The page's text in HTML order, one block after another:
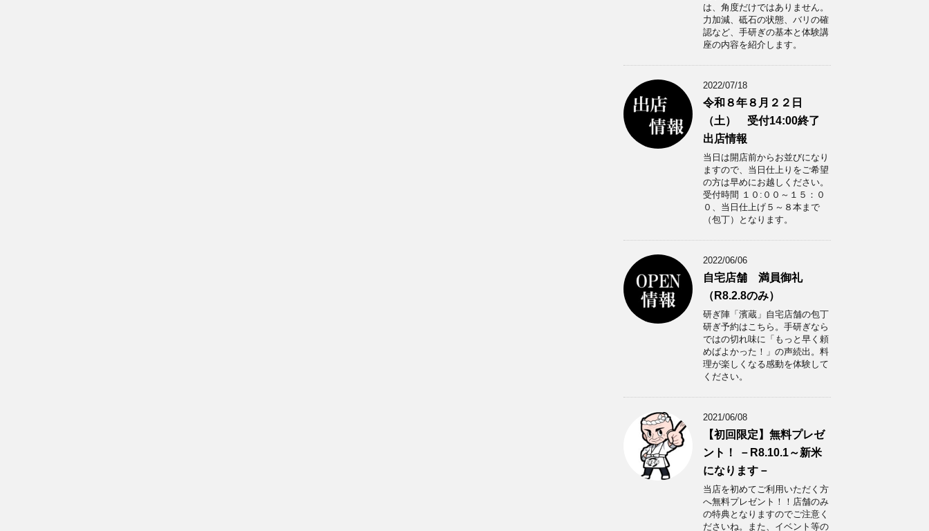
は、角度だけではありません。
力加減、砥石の状態、バリの確
認など、手研ぎの基本と体験講
座の内容を紹介します。
2022/07/18
令和８年８月２２日
（土） 受付14:00終了
出店情報
当日は開店前からお並びになり
ますので、当日仕上りをご希望
の方は早めにお越しください。
受付時間 １０:００～１５：０
０、当日仕上げ５～８本まで
（包丁）となります。
2022/06/06
自宅店舗 満員御礼
（R8.2.8のみ）
研ぎ陣「濱蔵」自宅店舗の包丁
研ぎ予約はこちら。手研ぎなら
ではの切れ味に「もっと早く頼
めばよかった！」の声続出。料
理が楽しくなる感動を体験して
ください。
2021/06/08
【初回限定】無料プレゼ
ント！ －R8.10.1～新米
になります－
当店を初めてご利用いただく方
へ無料プレゼント！！店舗のみ
の特典となりますのでご注意く
ださいね。また、イベント等の